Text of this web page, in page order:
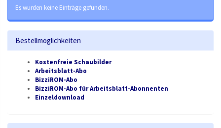
Es wurden keine Einträge gefunden.
Bestellmöglichkeiten
Kostenfreie Schaubilder
Arbeitsblatt-Abo
BizziROM-Abo
BizziROM-Abo für Arbeitsblatt-Abonnenten
Einzeldownload